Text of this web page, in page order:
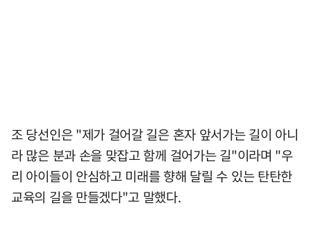
조 당선인은 "제가 걸어갈 길은 혼자 앞서가는 길이 아니
라 많은 분과 손을 맞잡고 함께 걸어가는 길"이라며 "우
리 아이들이 안심하고 미래를 향해 달릴 수 있는 탄탄한
교육의 길을 만들겠다"고 말했다.